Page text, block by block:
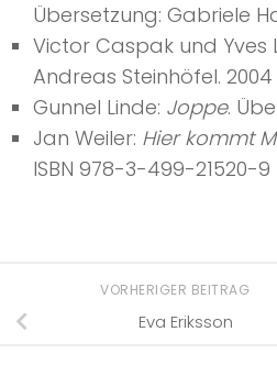
Übersetzung: Gabriele
Victor Caspak und Yves
Andreas Steinhöfel. 2004
Gunnel Linde: Joppe.
Jan Weiler: Hier kommt
ISBN 978-3-499-21520-9
VORHERIGER BEITRAG
Eva Eriksson